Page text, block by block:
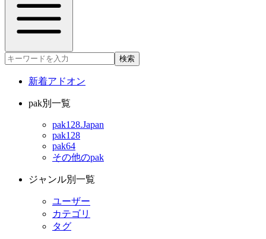
検索
新着アドオン
pak別一覧
pak128.Japan
pak128
pak64
その他のpak
ジャンル別一覧
ユーザー
カテゴリ
タグ